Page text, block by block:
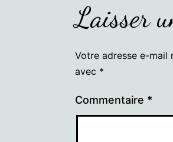
Laisser
Votre adresse e-mail
avec *
Commentaire *